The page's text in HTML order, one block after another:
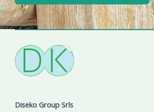
Diseko Group Srls